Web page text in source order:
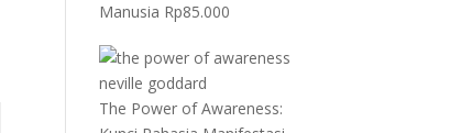
Manusia Rp85.000
The Power of Awareness: